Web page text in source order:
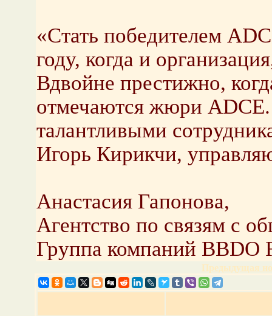
«Стать победителем
году, когда и
Вдвойне престижно,
отмечаются жюри
талантливыми
Игорь Кирикчи,
Анастасия Гапонова,
Агентство по связям с
Группа компаний BBDO
Предыдущая